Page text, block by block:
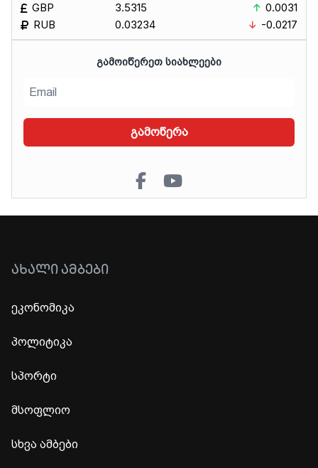
GBP
RUB
3.5315
0.03234
0.0031
-0.0217
ᲒᲐᲛᲝᲘᲬᲔᲠᲔᲗ ᲡᲘᲐᲮᲚᲔᲔᲑᲘ
გამოწერა
ᲐᲮᲐᲚᲘ ᲐᲛᲑᲔᲑᲘ
ეკონომიკა
პოლიტიკა
სპორტი
მსოფლიო
სხვა ამბები